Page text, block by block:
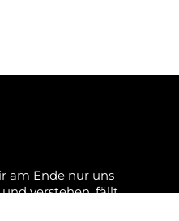
am Ende nur uns
verstehen, fällt